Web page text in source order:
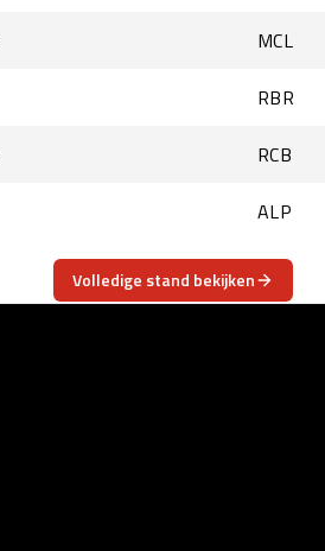
MCL
RBR
RCB
ALP
Volledige stand bekijken